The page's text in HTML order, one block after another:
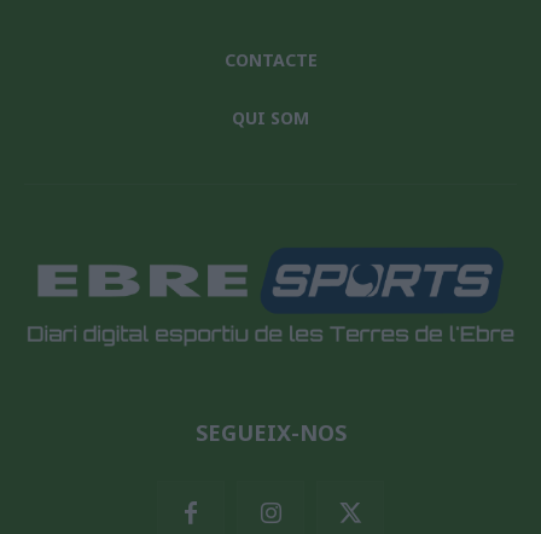
CONTACTE
QUI SOM
SEGUEIX-NOS